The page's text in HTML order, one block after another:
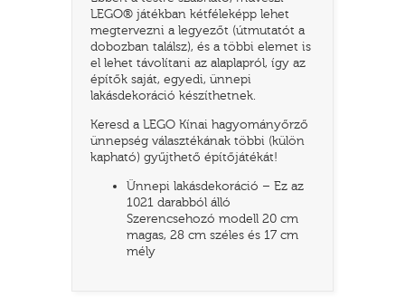
LEGO® játékban kétféleképp lehet
megtervezni a legyezőt (útmutatót a
dobozban találsz), és a többi elemet is
el lehet távolítani az alaplapról, így az
építők saját, egyedi, ünnepi
lakásdekoráció készíthetnek.
Keresd a LEGO Kínai hagyományőrző
ünnepség választékának többi (külön
kapható) gyűjthető építőjátékát!
Ünnepi lakásdekoráció – Ez az
1021 darabból álló
Szerencsehozó modell 20 cm
magas, 28 cm széles és 17 cm
mély